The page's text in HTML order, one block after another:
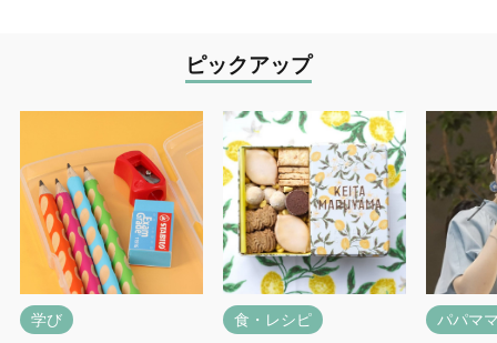
ピックアップ
学び 食・レシピ パパマ